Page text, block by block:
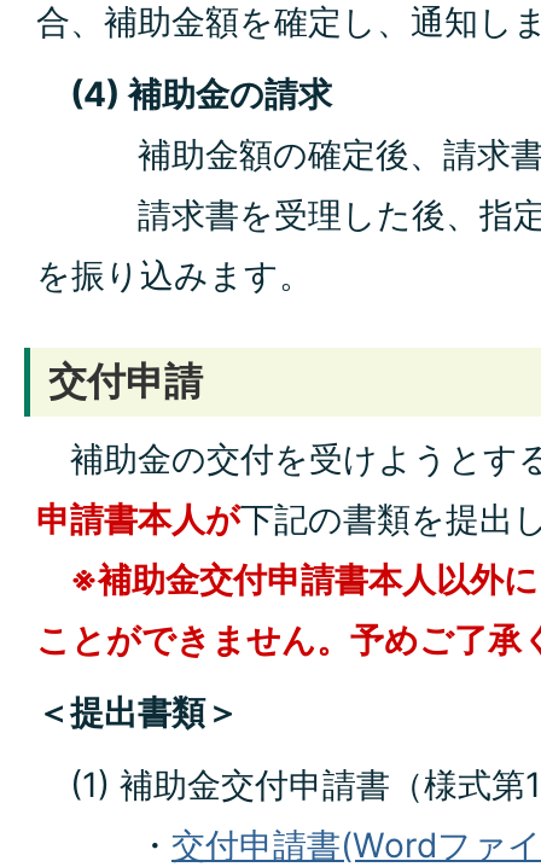
合、補助金額を確定し、通知し
(4) 補助金の請求
補助金額の確定後、請求書
請求書を受理した後、指定
を振り込みます。
交付申請
補助金の交付を受けようとす
申請書本人が下記の書類を提出
※補助金交付申請書本人以外
ことができません。予めご了承
＜提出書類＞
(1) 補助金交付申請書（様式第
・ 交付申請書(Wordファ